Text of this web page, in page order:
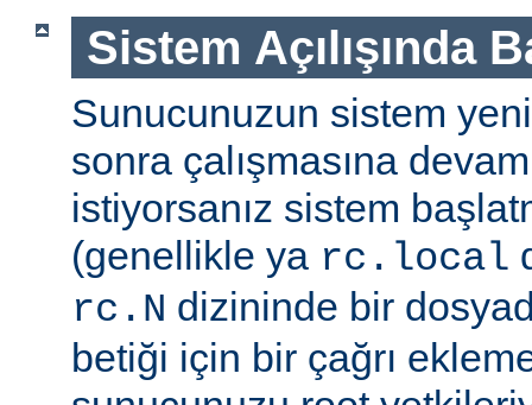
Sistem Açılışında
Sunucunuzun sistem
sonra çalışmasına
istiyorsanız sistem
(genellikle ya rc.local
rc.N dizininde bir
betiği için bir çağrı